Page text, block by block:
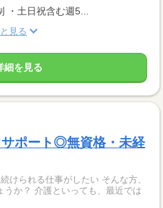
・土日祝含む週5...
見る
細を見る
ポート◎無資格・未経
る仕事がしたい そんな方、
、最近では